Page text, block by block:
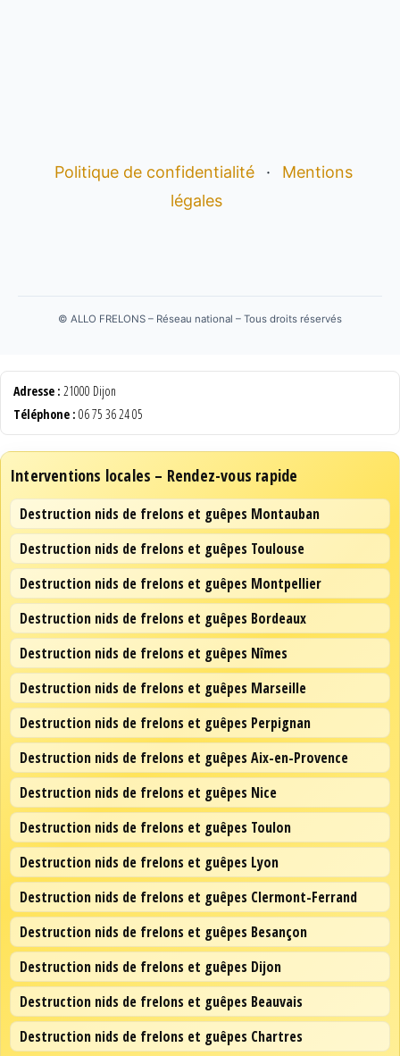
Politique de confidentialité ·
Mentions
légales
© ALLO FRELONS – Réseau national – Tous droits réservés
Adresse : 21000 Dijon
Téléphone : 06 75 36 24 05
Interventions locales – Rendez-vous rapide
Destruction nids de frelons et guêpes Montauban
Destruction nids de frelons et guêpes Toulouse
Destruction nids de frelons et guêpes Montpellier
Destruction nids de frelons et guêpes Bordeaux
Destruction nids de frelons et guêpes Nîmes
Destruction nids de frelons et guêpes Marseille
Destruction nids de frelons et guêpes Perpignan
Destruction nids de frelons et guêpes Aix-en-Provence
Destruction nids de frelons et guêpes Nice
Destruction nids de frelons et guêpes Toulon
Destruction nids de frelons et guêpes Lyon
Destruction nids de frelons et guêpes Clermont-Ferrand
Destruction nids de frelons et guêpes Besançon
Destruction nids de frelons et guêpes Dijon
Destruction nids de frelons et guêpes Beauvais
Destruction nids de frelons et guêpes Chartres